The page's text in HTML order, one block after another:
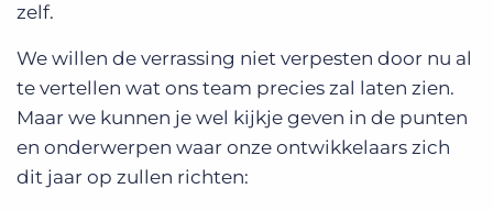
zelf.
We willen de verrassing niet verpesten door nu al
te vertellen wat ons team precies zal laten zien.
Maar we kunnen je wel kijkje geven in de punten
en onderwerpen waar onze ontwikkelaars zich
dit jaar op zullen richten: